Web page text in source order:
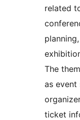
related
The
as event
ticket